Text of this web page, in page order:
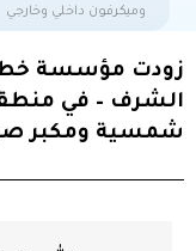
وميكرفون داخلي وخارجي
زودت مؤسسة
الشرف – في
شمسية ومكبر